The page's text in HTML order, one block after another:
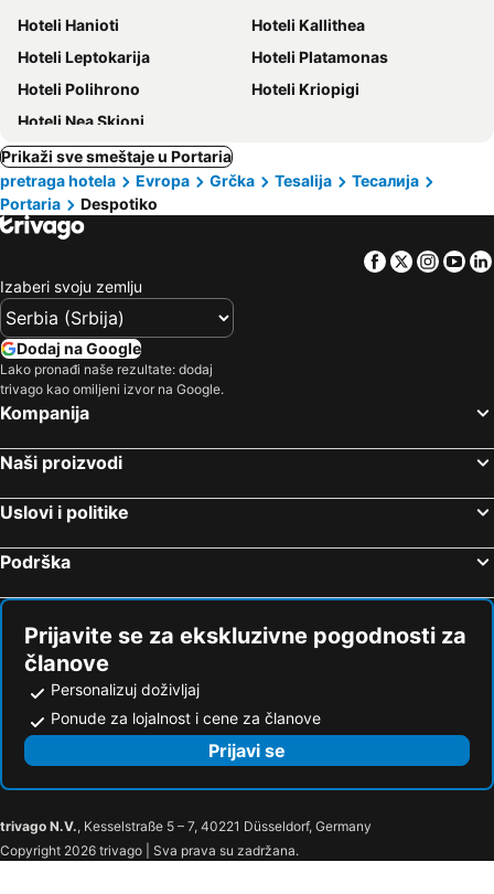
Hoteli Hanioti
Hoteli Kallithea
Hoteli Leptokarija
Hoteli Platamonas
Hoteli Polihrono
Hoteli Kriopigi
Hoteli Nea Skioni
Prikaži sve smeštaje u Portaria
pretraga hotela
Evropa Grčka Tesalija
Тесалија
Portaria
Despotiko
Facebook
Twitter
Izaberi svoju zemlju
Dodaj na Google
Lako pronađi naše rezultate: dodaj
trivago kao omiljeni izvor na Google.
Kompanija
Naši proizvodi
Uslovi i politike
Podrška
Prijavite se za ekskluzivne pogodnosti za
članove
Personalizuj doživljaj
Ponude za lojalnost i cene za članove
Prijavi se
trivago N.V., Kesselstraße 5 – 7, 40221 Düsseldorf, Germany
Copyright 2026 trivago | Sva prava su zadržana.